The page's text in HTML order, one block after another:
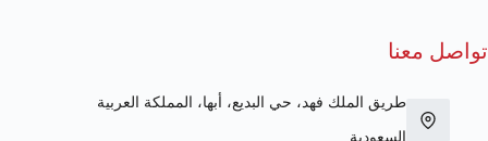
تواصل معنا
طريق الملك فهد، حي البديع، أبها، المملكة العربية
السعودية